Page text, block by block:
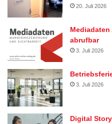
20. Juli 2026
Mediadaten
abrufbar
3. Juli 2026
3. Juli 2026
Digital